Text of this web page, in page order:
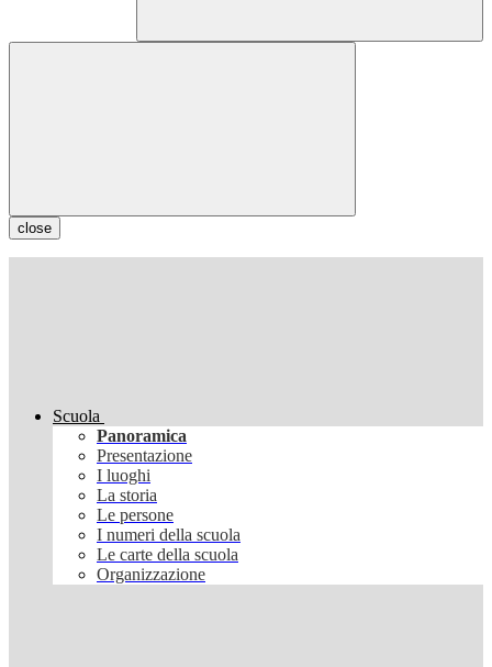
close
Scuola
Panoramica
Presentazione
I luoghi
La storia
Le persone
I numeri della scuola
Le carte della scuola
Organizzazione